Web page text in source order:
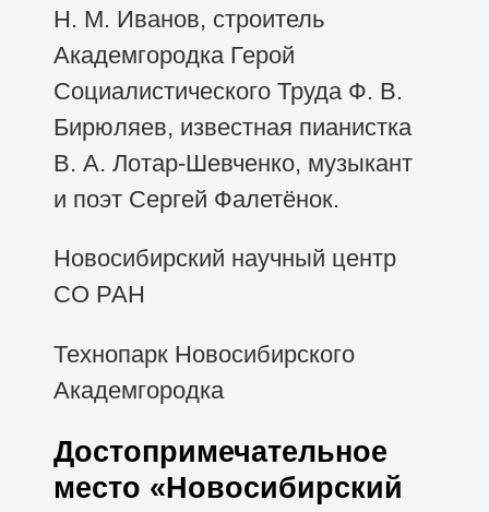
Н. М. Иванов, строитель
Академгородка Герой
Социалистического Труда Ф. В.
Бирюляев, известная пианистка
В. А. Лотар-Шевченко, музыкант
и поэт Сергей Фалетёнок.
Новосибирский научный центр
СО РАН
Технопарк Новосибирского
Академгородка
Достопримечательное
место «Новосибирский